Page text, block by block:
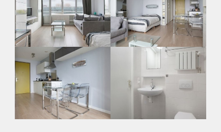
Gedeelde woonkamer: Nee
Huisgenoten: Nee
Geslacht huisgenoten: N.v.t.